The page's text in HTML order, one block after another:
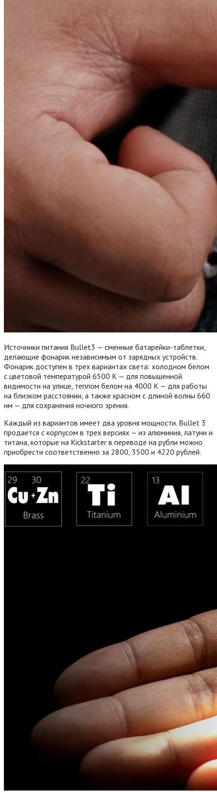
Источники питания Bullet3 — сменные батарейки-таблетки,
делающие фонарик независимым от зарядных устройств.
Фонарик доступен в трех вариантах света: холодном белом
с цветовой температурой 6500 K — для повышенной
видимости на улице, теплом белом на 4000 K — для работы
на близком расстоянии, а также красном с длиной волны 660
нм — для сохранения ночного зрения.
Каждый из вариантов имеет два уровня мощности. Bullet 3
продается с корпусом в трех версиях — из алюминия, латуни и
титана, которые на Kickstarter в переводе на рубли можно
приобрести соответственно за 2800, 3500 и 4220 рублей.